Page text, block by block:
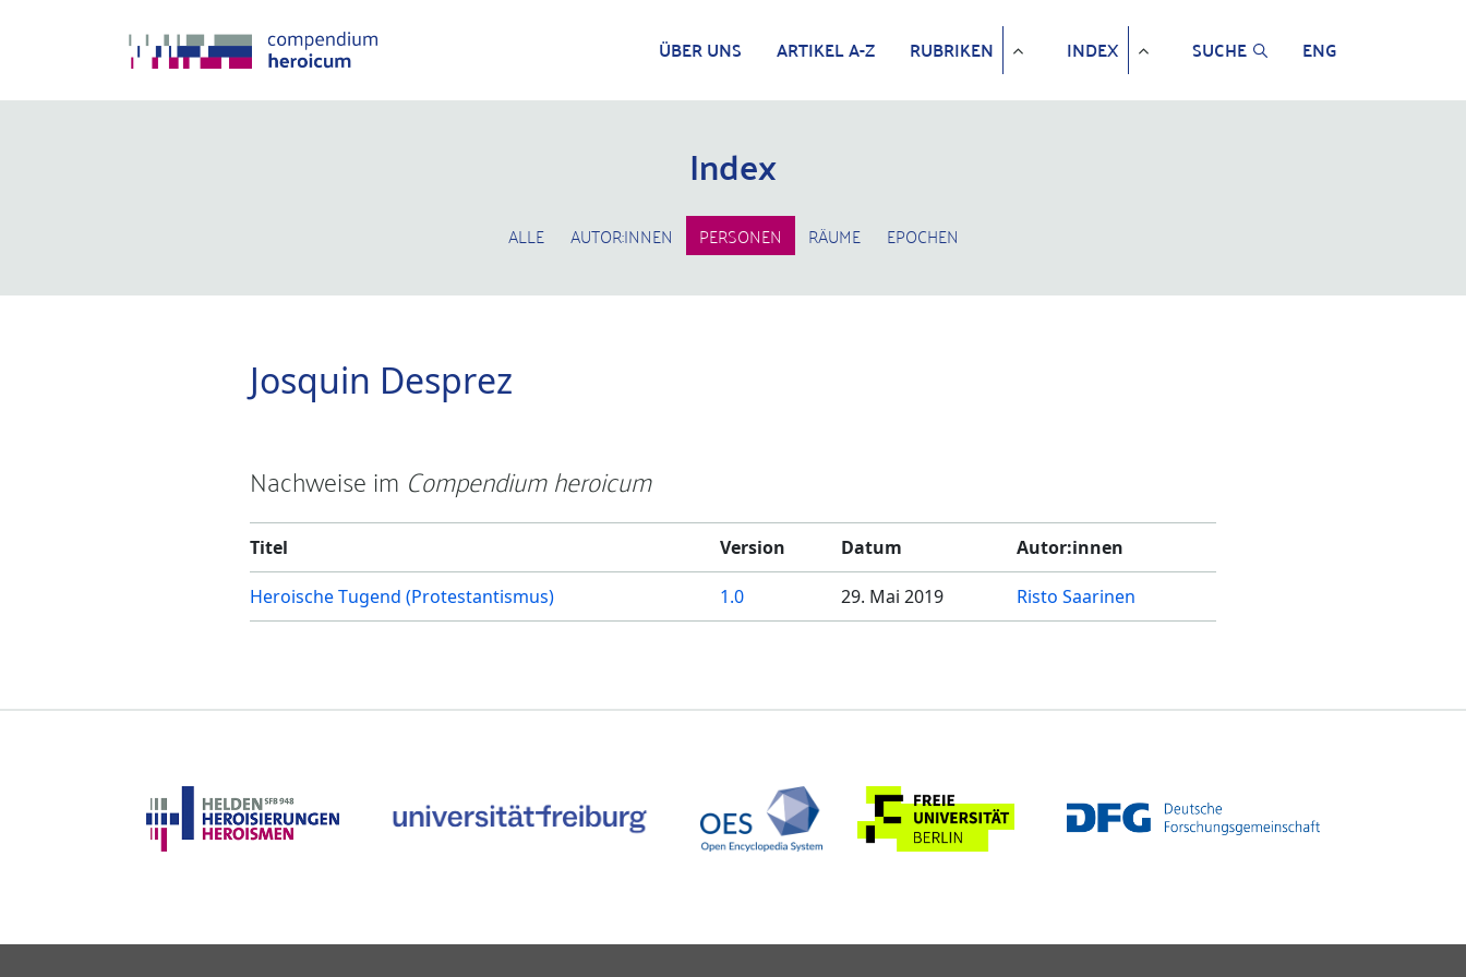
ÜBER UNS ARTIKEL A-Z RUBRIKEN INDEX SUCHE ENG
Index
ALLE AUTOR:INNEN PERSONEN RÄUME EPOCHEN
Josquin Desprez
Nachweise im Compendium heroicum
Titel Version Datum Autor:innen
Heroische Tugend (Protestantismus) 1.0 29. Mai 2019 Risto Saarinen